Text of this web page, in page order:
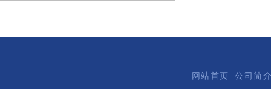
网站首页 公司简